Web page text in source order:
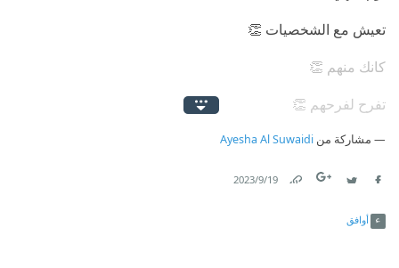
تعيش مع الشخصيات 👏
كانك منهم 👏
تفرح لفرحهم 👏
وتحزن لحزنهم 👏
مشاركة من Ayesha Al Suwaidi
19‏/9‏/2023
أوافق